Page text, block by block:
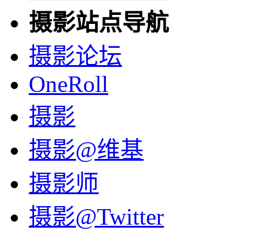
摄影站点导航
摄影论坛
OneRoll
摄影
摄影@维基
摄影师
摄影@Twitter